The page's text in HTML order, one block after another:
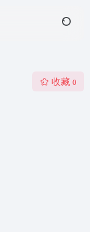
收藏 0